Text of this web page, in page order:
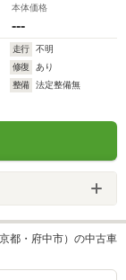
本体価格
---
走行
不明
修復
あり
整備
法定整備無
都・府中市）の中古車